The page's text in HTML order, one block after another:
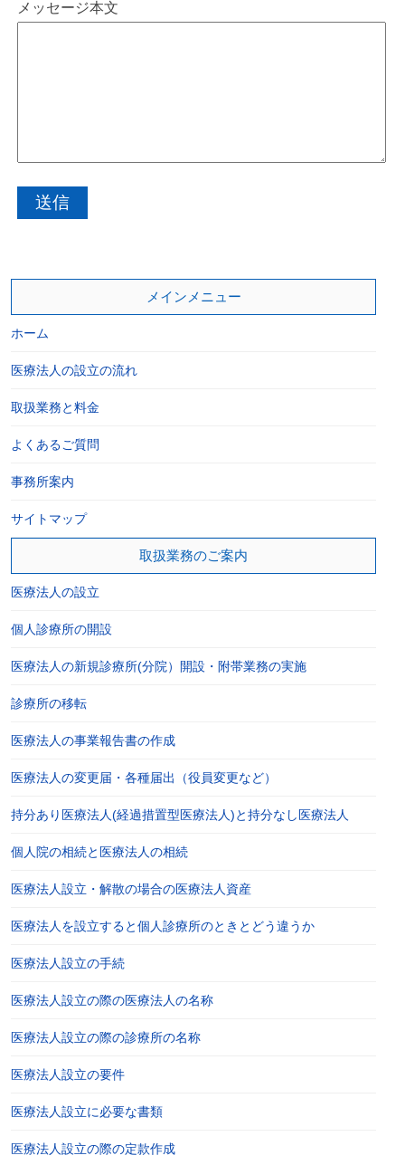
メッセージ本文
メインメニュー
ホーム
医療法人の設立の流れ
取扱業務と料金
よくあるご質問
事務所案内
サイトマップ
取扱業務のご案内
医療法人の設立
個人診療所の開設
医療法人の新規診療所(分院）開設・附帯業務の実施
診療所の移転
医療法人の事業報告書の作成
医療法人の変更届・各種届出（役員変更など）
持分あり医療法人(経過措置型医療法人)と持分なし医療法人
個人院の相続と医療法人の相続
医療法人設立・解散の場合の医療法人資産
医療法人を設立すると個人診療所のときとどう違うか
医療法人設立の手続
医療法人設立の際の医療法人の名称
医療法人設立の際の診療所の名称
医療法人設立の要件
医療法人設立に必要な書類
医療法人設立の際の定款作成